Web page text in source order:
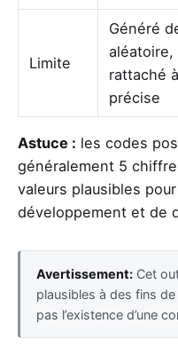
Limite
Généré
aléatoire,
rattaché
précise
Astuce : les codes
généralement 5
valeurs plausibles
développement et de
Avertissement: Cet
plausibles à des fins
pas l’existence d’une